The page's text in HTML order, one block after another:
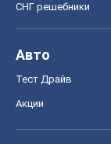
СНГ решебники
Авто
Тест Драйв
Акции